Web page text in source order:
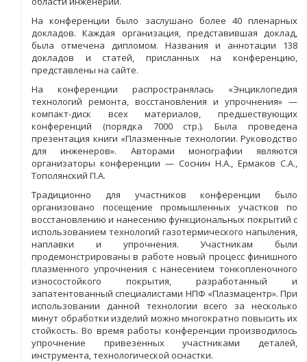
На конференции было заслушано более 40 пленарных
докладов. Каждая организация, представившая доклад,
была отмечена дипломом. Названия и аннотации 138
докладов и статей, присланных на конференцию,
представлены на сайте.
На конференции распространялась «Энциклопедия
технологий ремонта, восстановления и упрочнения» —
компакт-диск всех материалов, предшествующих
конференций (порядка 7000 стр.). Была проведена
презентация книги «Плазменные технологии. Руководство
для инженеров». Авторами монографии являются
организаторы конференции — Соснин Н.А., Ермаков С.А.,
Тополянский П.А.
Традиционно для участников конференции было
организовано посещение промышленных участков по
восстановлению и нанесению функциональных покрытий с
использованием технологий газотермичес­кого напыления,
наплавки и упрочнения. Участникам были
продемонстрированы в работе новый процесс финишного
плазменного упрочнения с нанесением тонкопленочного
износостойкого покрытия, разработанный и
запатентованный специалистами НПФ «Плазмацентр». При
использовании данной технологии всего за несколько
минут обработки изделий можно многократно повысить их
стойкость. Во время работы конференции производилось
упрочнение привезенных участниками деталей,
инструмента, технологической оснастки.